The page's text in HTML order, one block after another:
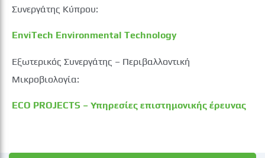
Συνεργάτης Κύπρου:
EnviTech Environmental Technology
Εξωτερικός Συνεργάτης – Περιβαλλοντική
Μικροβιολογία:
ECO PROJECTS – Υπηρεσίες επιστημονικής έρευνας